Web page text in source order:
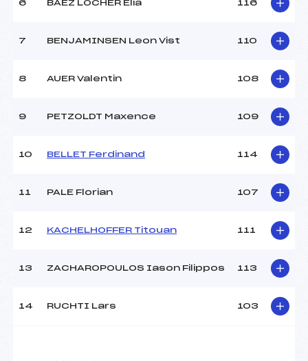
Température arrivée :
6 BAEZ LOCHER Elia 116
7 BENJAMINSEN Leon Vist 110
8 AUER Valentin 108
9 PETZOLDT Maxence 109
10 BELLET Ferdinand 114
11 PALE Florian 107
12 KACHELHOFFER Titouan 111
13 ZACHAROPOULOS Iason Filippos 113
14 RUCHTI Lars 103